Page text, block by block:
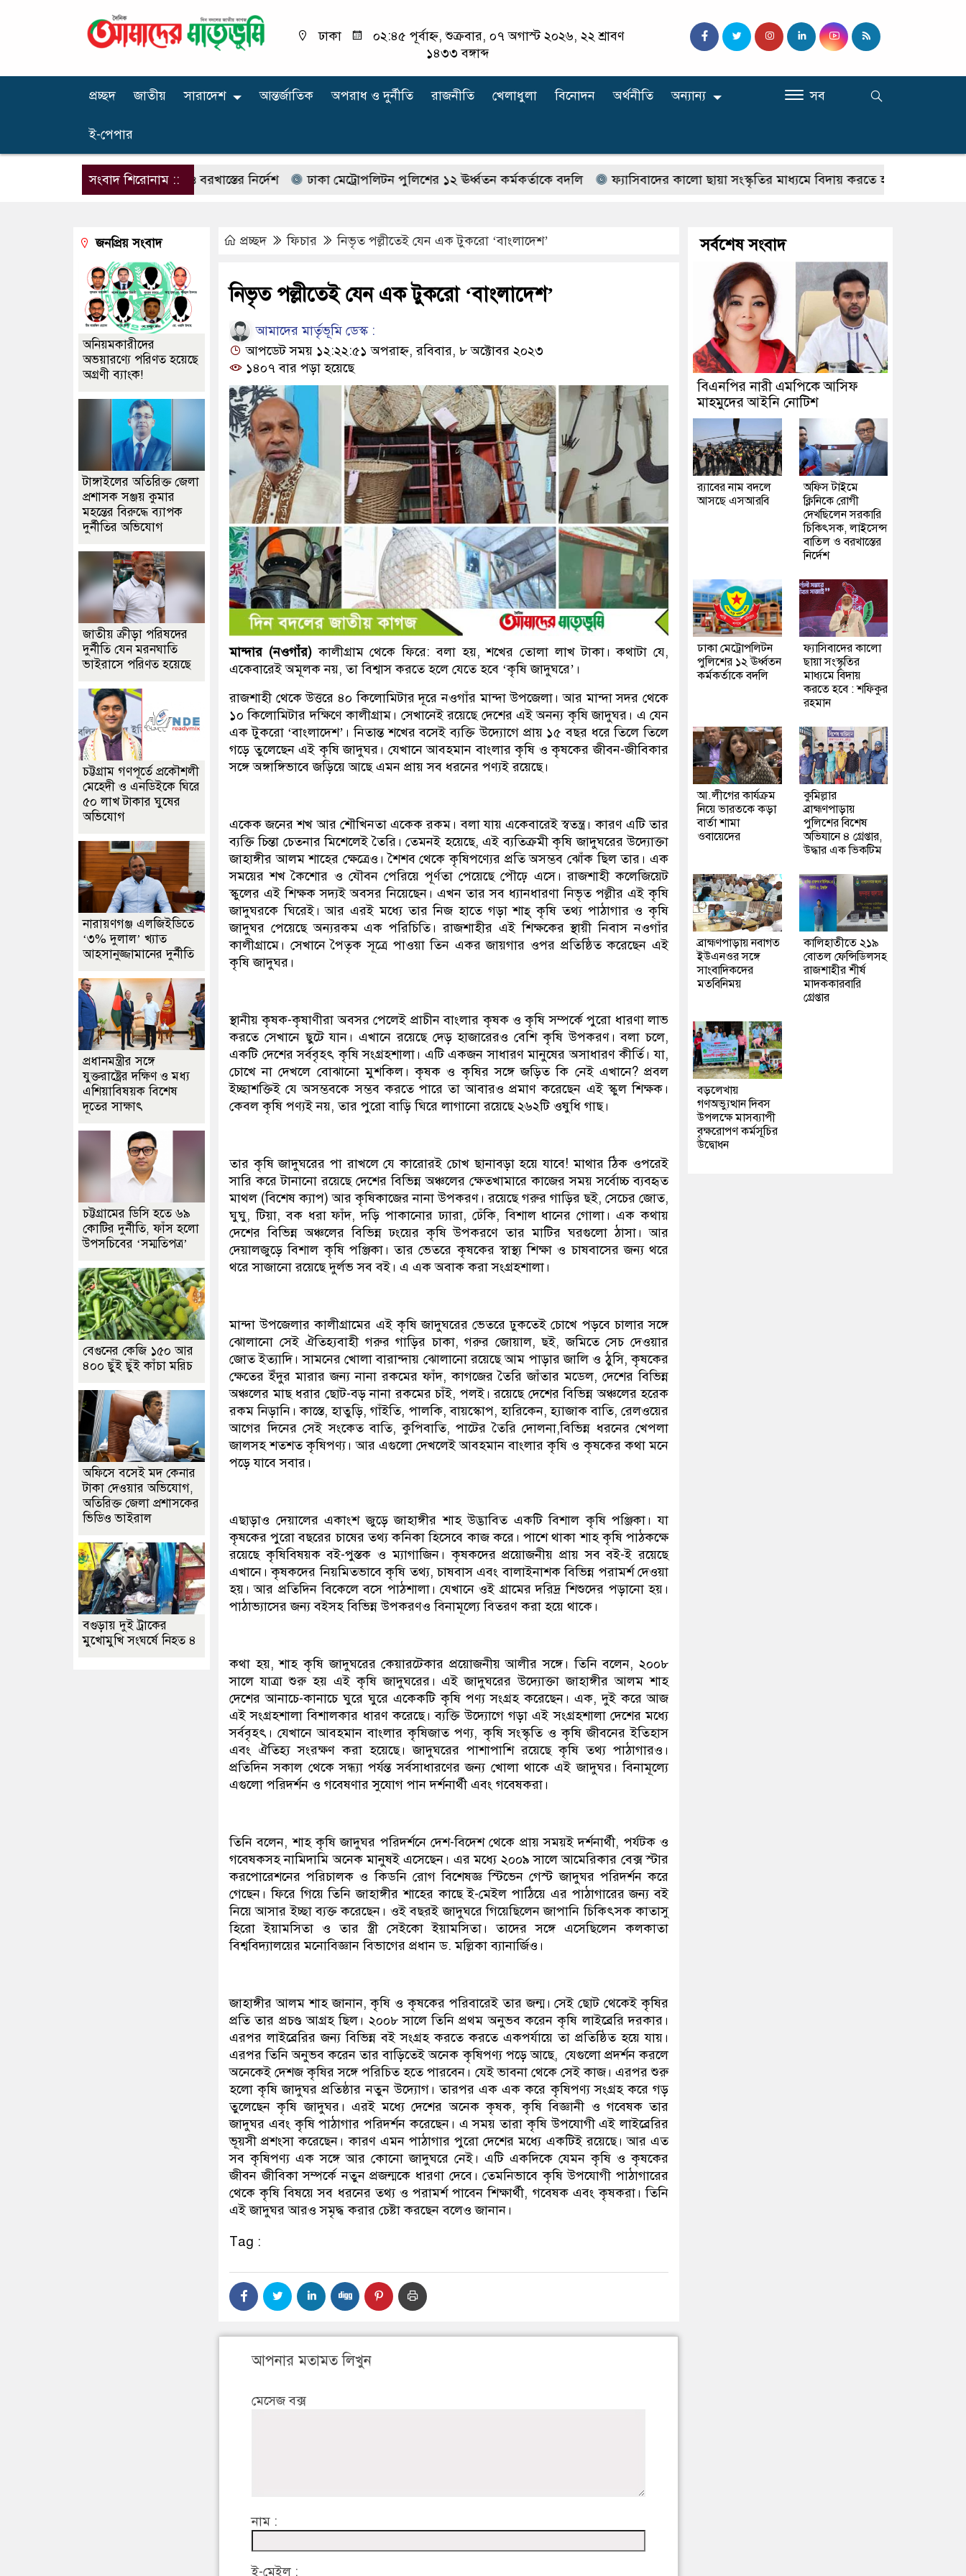
ঢাকা
০২:৪৫ পূর্বাহ্ন, শুক্রবার, ০৭ অগাস্ট ২০২৬, ২২ শ্রাবণ
১৪৩৩ বঙ্গাব্দ
প্রচ্ছদ জাতীয় সারাদেশ আন্তর্জাতিক অপরাধ ‍ও দুর্নীতি রাজনীতি খেলাধুলা বিনোদন অর্থনীতি অন্যান্য
ই-পেপার
সব
সংবাদ শিরোনাম ::
লাইসেন্স বাতিল ও বরখাস্তের নির্দেশ ঢাকা মেট্রোপলিটন পুলিশের ১২ ঊর্ধ্বতন কর্মকর্তাকে বদলি ফ্যাসিবাদের কালো ছায়া সংস্কৃতির মাধ্যমে বিদায় করতে হবে : শফিকুর রহমান
প্রচ্ছদ ফিচার নিভৃত পল্লীতেই যেন এক টুকরো ‘বাংলাদেশ’
নিভৃত পল্লীতেই যেন এক টুকরো ‘বাংলাদেশ’
আমাদের মার্তৃভূমি ডেস্ক :
আপডেট সময় ১২:২২:৫১ অপরাহ্ন, রবিবার, ৮ অক্টোবর ২০২৩
১৪০৭ বার পড়া হয়েছে
মান্দার (নওগাঁর)কালীগ্রাম থেকে ফিরে: বলা হয়, শখের তোলা লাখ টাকা। কথাটা যে,
একেবারেই অমূলক নয়, তা বিশ্বাস করতে হলে যেতে হবে ‘কৃষি জাদুঘরে’।
রাজশাহী থেকে উত্তরে ৪০ কিলোমিটার দূরে নওগাঁর মান্দা উপজেলা। আর মান্দা সদর থেকে
১০ কিলোমিটার দক্ষিণে কালীগ্রাম। সেখানেই রয়েছে দেশের এই অনন্য কৃষি জাদুঘর। এ যেন
এক টুকরো ‘বাংলাদেশ’। নিতান্ত শখের বসেই ব্যক্তি উদ্যোগে প্রায় ১৫ বছর ধরে তিলে তিলে
গড়ে তুলেছেন এই কৃষি জাদুঘর। যেখানে আবহমান বাংলার কৃষি ও কৃষকের জীবন-জীবিকার
সঙ্গে অঙ্গাঙ্গিভাবে জড়িয়ে আছে এমন প্রায় সব ধরনের পণ্যই রয়েছে।
একেক জনের শখ আর শৌখিনতা একেক রকম। বলা যায় একেবারেই স্বতন্ত্র। কারণ এটি তার
ব্যক্তি চিন্তা চেতনার মিশেলেই তৈরি। তেমনই হয়েছে, এই ব্যতিক্রমী কৃষি জাদুঘরের উদ্যোক্তা
জাহাঙ্গীর আলম শাহের ক্ষেত্রেও। শৈশব থেকে কৃষিপণ্যের প্রতি অসম্ভব ঝোঁক ছিল তার। এক
সময়ের শখ কৈশোর ও যৌবন পেরিয়ে পূর্ণতা পেয়েছে পৌঢ়ে এসে। রাজশাহী কলেজিয়েট
স্কুলের এই শিক্ষক সদ্যই অবসর নিয়েছেন। এখন তার সব ধ্যানধারণা নিভৃত পল্লীর এই কৃষি
জাদুঘরকে ঘিরেই। আর এরই মধ্যে তার নিজ হাতে গড়া শাহ্ কৃষি তথ্য পাঠাগার ও কৃষি
জাদুঘর পেয়েছে অন্যরকম এক পরিচিতি। রাজশাহীর এই শিক্ষকের স্থায়ী নিবাস নওগাঁর
কালীগ্রামে। সেখানে পৈতৃক সূত্রে পাওয়া তিন একর জায়গার ওপর প্রতিষ্ঠিত করেছেন এই
কৃষি জাদুঘর।
স্থানীয় কৃষক-কৃষাণীরা অবসর পেলেই প্রাচীন বাংলার কৃষক ও কৃষি সম্পর্কে পুরো ধারণা লাভ
করতে সেখানে ছুটে যান। এখানে রয়েছে দেড় হাজারেরও বেশি কৃষি উপকরণ। বলা চলে,
একটি দেশের সর্ববৃহৎ কৃষি সংগ্রহশালা। এটি একজন সাধারণ মানুষের অসাধারণ কীর্তি। যা,
চোখে না দেখলে বোঝানো মুশকিল। কৃষক ও কৃষির সঙ্গে জড়িত কি নেই এখানে? প্রবল
ইচ্ছাশক্তিই যে অসম্ভবকে সম্ভব করতে পারে তা আবারও প্রমাণ করেছেন এই স্কুল শিক্ষক।
কেবল কৃষি পণ্যই নয়, তার পুরো বাড়ি ঘিরে লাগানো রয়েছে ২৬২টি ওষুধি গাছ।
তার কৃষি জাদুঘরের পা রাখলে যে কারোরই চোখ ছানাবড়া হয়ে যাবে! মাথার ঠিক ওপরেই
সারি করে টানানো রয়েছে দেশের বিভিন্ন অঞ্চলের ক্ষেতখামারে কাজের সময় সর্বোচ্চ ব্যবহৃত
মাথল (বিশেষ ক্যাপ) আর কৃষিকাজের নানা উপকরণ। রয়েছে গরুর গাড়ির ছই, সেচের জোত,
ঘুঘু, টিয়া, বক ধরা ফাঁদ, দড়ি পাকানোর ঢ্যারা, ঢেঁকি, বিশাল ধানের গোলা। এক কথায়
দেশের বিভিন্ন অঞ্চলের বিভিন্ন ঢংয়ের কৃষি উপকরণে তার মাটির ঘরগুলো ঠাসা। আর
দেয়ালজুড়ে বিশাল কৃষি পঞ্জিকা। তার ভেতরে কৃষকের স্বাস্থ্য শিক্ষা ও চাষবাসের জন্য থরে
থরে সাজানো রয়েছে দুর্লভ সব বই। এ এক অবাক করা সংগ্রহশালা।
মান্দা উপজেলার কালীগ্রামের এই কৃষি জাদুঘরের ভেতরে ঢুকতেই চোখে পড়বে চালার সঙ্গে
ঝোলানো সেই ঐতিহ্যবাহী গরুর গাড়ির চাকা, গরুর জোয়াল, ছই, জমিতে সেচ দেওয়ার
জোত ইত্যাদি। সামনের খোলা বারান্দায় ঝোলানো রয়েছে আম পাড়ার জালি ও ঠুসি, কৃষকের
ক্ষেতের ইঁদুর মারার জন্য নানা রকমের ফাঁদ, কাগজের তৈরি জাঁতার মডেল, দেশের বিভিন্ন
অঞ্চলের মাছ ধরার ছোট-বড় নানা রকমের চাঁই, পলই। রয়েছে দেশের বিভিন্ন অঞ্চলের হরেক
রকম নিড়ানি। কাস্তে, হাতুড়ি, গাঁইতি, পালকি, বায়স্কোপ, হারিকেন, হ্যাজাক বাতি, রেলওয়ের
আগের দিনের সেই সংকেত বাতি, কুপিবাতি, পাটের তৈরি দোলনা,বিভিন্ন ধরনের খেপলা
জালসহ শতশত কৃষিপণ্য। আর এগুলো দেখলেই আবহমান বাংলার কৃষি ও কৃষকের কথা মনে
পড়ে যাবে সবার।
এছাড়াও দেয়ালের একাংশ জুড়ে জাহাঙ্গীর শাহ উদ্ভাবিত একটি বিশাল কৃষি পঞ্জিকা। যা
কৃষকের পুরো বছরের চাষের তথ্য কনিকা হিসেবে কাজ করে। পাশে থাকা শাহ কৃষি পাঠকক্ষে
রয়েছে কৃষিবিষয়ক বই-পুস্তক ও ম্যাগাজিন। কৃষকদের প্রয়োজনীয় প্রায় সব বই-ই রয়েছে
এখানে। কৃষকদের নিয়মিতভাবে কৃষি তথ্য, চাষবাস এবং বালাইনাশক বিভিন্ন পরামর্শ দেওয়া
হয়। আর প্রতিদিন বিকেলে বসে পাঠশালা। যেখানে ওই গ্রামের দরিদ্র শিশুদের পড়ানো হয়।
পাঠাভ্যাসের জন্য বইসহ বিভিন্ন উপকরণও বিনামূল্যে বিতরণ করা হয়ে থাকে।
কথা হয়, শাহ কৃষি জাদুঘরের কেয়ারটেকার প্রয়োজনীয় আলীর সঙ্গে। তিনি বলেন, ২০০৮
সালে যাত্রা শুরু হয় এই কৃষি জাদুঘরের। এই জাদুঘরের উদ্যোক্তা জাহাঙ্গীর আলম শাহ
দেশের আনাচে-কানাচে ঘুরে ঘুরে একেকটি কৃষি পণ্য সংগ্রহ করেছেন। এক, দুই করে আজ
এই সংগ্রহশালা বিশালকার ধারণ করেছে। ব্যক্তি উদ্যোগে গড়া এই সংগ্রহশালা দেশের মধ্যে
সর্ববৃহৎ। যেখানে আবহমান বাংলার কৃষিজাত পণ্য, কৃষি সংস্কৃতি ও কৃষি জীবনের ইতিহাস
এবং ঐতিহ্য সংরক্ষণ করা হয়েছে। জাদুঘরের পাশাপাশি রয়েছে কৃষি তথ্য পাঠাগারও।
প্রতিদিন সকাল থেকে সন্ধ্যা পর্যন্ত সর্বসাধারণের জন্য খোলা থাকে এই জাদুঘর। বিনামূল্যে
এগুলো পরিদর্শন ও গবেষণার সুযোগ পান দর্শনার্থী এবং গবেষকরা।
তিনি বলেন, শাহ কৃষি জাদুঘর পরিদর্শনে দেশ-বিদেশ থেকে প্রায় সময়ই দর্শনার্থী, পর্যটক ও
গবেষকসহ নামিদামি অনেক মানুষই এসেছেন। এর মধ্যে ২০০৯ সালে আমেরিকার বেক্স স্টার
করপোরেশনের পরিচালক ও কিডনি রোগ বিশেষজ্ঞ স্টিভেন গেস্ট জাদুঘর পরিদর্শন করে
গেছেন। ফিরে গিয়ে তিনি জাহাঙ্গীর শাহের কাছে ই-মেইল পাঠিয়ে এর পাঠাগারের জন্য বই
নিয়ে আসার ইচ্ছা ব্যক্ত করেছেন। ওই বছরই জাদুঘরে গিয়েছিলেন জাপানি চিকিৎসক কাতাসু
হিরো ইয়ামসিতা ও তার স্ত্রী সেইকো ইয়ামসিতা। তাদের সঙ্গে এসেছিলেন কলকাতা
বিশ্ববিদ্যালয়ের মনোবিজ্ঞান বিভাগের প্রধান ড. মল্লিকা ব্যানার্জিও।
জাহাঙ্গীর আলম শাহ জানান, কৃষি ও কৃষকের পরিবারেই তার জন্ম। সেই ছোট থেকেই কৃষির
প্রতি তার প্রচণ্ড আগ্রহ ছিল। ২০০৮ সালে তিনি প্রথম অনুভব করেন কৃষি লাইব্রেরি দরকার।
এরপর লাইব্রেরির জন্য বিভিন্ন বই সংগ্রহ করতে করতে একপর্যায়ে তা প্রতিষ্ঠিত হয়ে যায়।
এরপর তিনি অনুভব করেন তার বাড়িতেই অনেক কৃষিপণ্য পড়ে আছে, যেগুলো প্রদর্শন করলে
অনেকেই দেশজ কৃষির সঙ্গে পরিচিত হতে পারবেন। যেই ভাবনা থেকে সেই কাজ। এরপর শুরু
হলো কৃষি জাদুঘর প্রতিষ্ঠার নতুন উদ্যোগ। তারপর এক এক করে কৃষিপণ্য সংগ্রহ করে গড়
তুলেছেন কৃষি জাদুঘর। এরই মধ্যে দেশের অনেক কৃষক, কৃষি বিজ্ঞানী ও গবেষক তার
জাদুঘর এবং কৃষি পাঠাগার পরিদর্শন করেছেন। এ সময় তারা কৃষি উপযোগী এই লাইব্রেরির
ভূয়সী প্রশংসা করেছেন। কারণ এমন পাঠাগার পুরো দেশের মধ্যে একটিই রয়েছে। আর এত
সব কৃষিপণ্য এক সঙ্গে আর কোনো জাদুঘরে নেই। এটি একদিকে যেমন কৃষি ও কৃষকের
জীবন জীবিকা সম্পর্কে নতুন প্রজন্মকে ধারণা দেবে। তেমনিভাবে কৃষি উপযোগী পাঠাগারের
থেকে কৃষি বিষয়ে সব ধরনের তথ্য ও পরামর্শ পাবেন শিক্ষার্থী, গবেষক এবং কৃষকরা। তিনি
এই জাদুঘর আরও সমৃদ্ধ করার চেষ্টা করছেন বলেও জানান।
Tag :
আপনার মতামত লিখুন
মেসেজ বক্স
নাম :
ই-মেইল :
জনপ্রিয় সংবাদ
অনিয়মকারীদের
অভয়ারণ্যে পরিণত হয়েছে
অগ্রণী ব্যাংক!
টাঙ্গাইলের অতিরিক্ত জেলা
প্রশাসক সঞ্জয় কুমার
মহন্তের বিরুদ্ধে ব্যাপক
দুর্নীতির অভিযোগ
জাতীয় ক্রীড়া পরিষদের
দুর্নীতি যেন মরনঘাতি
ভাইরাসে পরিণত হয়েছে
চট্টগ্রাম গণপূর্তে প্রকৌশলী
মেহেদী ও এনডিইকে ঘিরে
৫০ লাখ টাকার ঘুষের
অভিযোগ
নারায়ণগঞ্জ এলজিইডিতে
‘৩% দুলাল’ খ্যাত
আহসানুজ্জামানের দুর্নীতি
প্রধানমন্ত্রীর সঙ্গে
যুক্তরাষ্ট্রের দক্ষিণ ও মধ্য
এশিয়াবিষয়ক বিশেষ
দূতের সাক্ষাৎ
চট্টগ্রামের ডিসি হতে ৬৯
কোটির দুর্নীতি, ফাঁস হলো
উপসচিবের ‘সম্মতিপত্র’
বেগুনের কেজি ১৫০ আর
৪০০ ছুঁই ছুঁই কাঁচা মরিচ
অফিসে বসেই মদ কেনার
টাকা দেওয়ার অভিযোগ,
অতিরিক্ত জেলা প্রশাসকের
ভিডিও ভাইরাল
বগুড়ায় দুই ট্রাকের
মুখোমুখি সংঘর্ষে নিহত ৪
সর্বশেষ সংবাদ
বিএনপির নারী এমপিকে আসিফ
মাহমুদের আইনি নোটিশ
র‍্যাবের নাম বদলে
আসছে এসআরবি
অফিস টাইমে
ক্লিনিকে রোগী
দেখছিলেন সরকারি
চিকিৎসক, লাইসেন্স
বাতিল ও বরখাস্তের
নির্দেশ
ঢাকা মেট্রোপলিটন
পুলিশের ১২ ঊর্ধ্বতন
কর্মকর্তাকে বদলি
ফ্যাসিবাদের কালো
ছায়া সংস্কৃতির
মাধ্যমে বিদায়
করতে হবে : শফিকুর
রহমান
আ.লীগের কার্যক্রম
নিয়ে ভারতকে কড়া
বার্তা শামা
ওবায়েদের
কুমিল্লার
ব্রাহ্মণপাড়ায়
পুলিশের বিশেষ
অভিযানে ৪ গ্রেপ্তার,
উদ্ধার এক ভিকটিম
ব্রাহ্মণপাড়ায় নবাগত
ইউএনওর সঙ্গে
সাংবাদিকদের
মতবিনিময়
কালিহাতীতে ২১৯
বোতল ফেন্সিডিলসহ
রাজশাহীর শীর্ষ
মাদককারবারি
গ্রেপ্তার
বড়লেখায়
গণঅভ্যুত্থান দিবস
উপলক্ষে মাসব্যাপী
বৃক্ষরোপণ কর্মসূচির
উদ্বোধন